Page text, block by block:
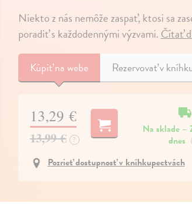
Niekto z nás nemôže zaspať, ktosi sa
poradiť s každodennými výzvami.Čítať
Kúpiťna webe Rezervovať v
13,29 €
13,99 € ?
Na sklade –
dnes
Pozrieť dostupnosť v kníhkupectvách